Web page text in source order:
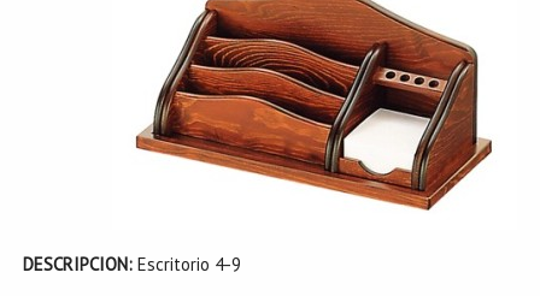
DESCRIPCION: Escritorio 4-9